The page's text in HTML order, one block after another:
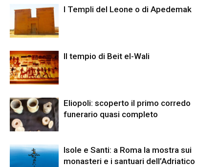
I Templi del Leone o di Apedemak
Il tempio di Beit el-Wali
Eliopoli: scoperto il primo corredo
funerario quasi completo
Isole e Santi: a Roma la mostra sui
monasteri e i santuari dell’Adriatico